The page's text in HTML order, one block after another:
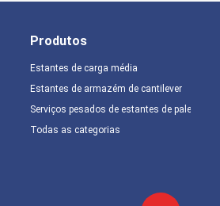
Produtos
Estantes de carga média
Estantes de armazém de cantilever
Serviços pesados de estantes de paletes
Todas as categorias